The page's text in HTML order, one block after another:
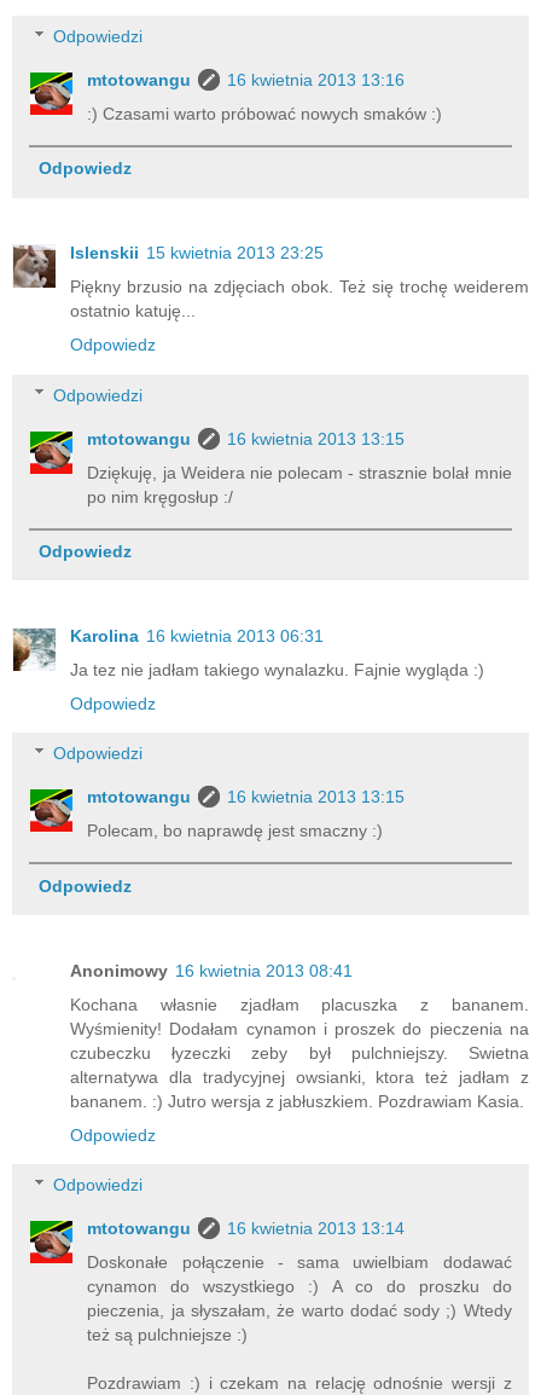
Odpowiedzi
mtotowangu
16 kwietnia 2013 13:16
:) Czasami warto próbować nowych smaków :)
Odpowiedz
Islenskii 15 kwietnia 2013 23:25
Piękny brzusio na zdjęciach obok. Też się trochę weiderem
ostatnio katuję...
Odpowiedz
Odpowiedzi
mtotowangu
16 kwietnia 2013 13:15
Dziękuję, ja Weidera nie polecam - strasznie bolał mnie
po nim kręgosłup :/
Odpowiedz
Karolina 16 kwietnia 2013 06:31
Ja tez nie jadłam takiego wynalazku. Fajnie wygląda :)
Odpowiedz
Odpowiedzi
mtotowangu
16 kwietnia 2013 13:15
Polecam, bo naprawdę jest smaczny :)
Odpowiedz
Anonimowy 16 kwietnia 2013 08:41
Kochana własnie zjadłam placuszka z bananem.
Wyśmienity! Dodałam cynamon i proszek do pieczenia na
czubeczku łyzeczki zeby był pulchniejszy. Swietna
alternatywa dla tradycyjnej owsianki, ktora też jadłam z
bananem. :) Jutro wersja z jabłuszkiem. Pozdrawiam Kasia.
Odpowiedz
Odpowiedzi
mtotowangu
16 kwietnia 2013 13:14
Doskonałe połączenie - sama uwielbiam dodawać
cynamon do wszystkiego :) A co do proszku do
pieczenia, ja słyszałam, że warto dodać sody ;) Wtedy
też są pulchniejsze :)
Pozdrawiam :) i czekam na relację odnośnie wersji z